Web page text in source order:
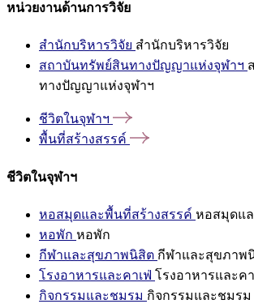
หน่วยงานด้านการวิจัย
สำนักบริหารวิจัย สำนักบริหารวิจัย
สถาบันทรัพย์สินทางปัญญาแห่งจุฬาฯ
ทางปัญญาแห่งจุฬาฯ
ชีวิตในจุฬาฯ
พื้นที่สร้างสรรค์
ชีวิตในจุฬาฯ
หอสมุดและพื้นที่สร้างสรรค์ หอสมุดแ
หอพัก หอพัก
กีฬาและสุขภาพนิสิต กีฬาและสุขภาพ
โรงอาหารและคาเฟ่ โรงอาหารและคา
กิจกรรมและชมรม กิจกรรมและชมรม